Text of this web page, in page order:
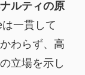
ルティの原
一貫して
わらず、高
立場を示し